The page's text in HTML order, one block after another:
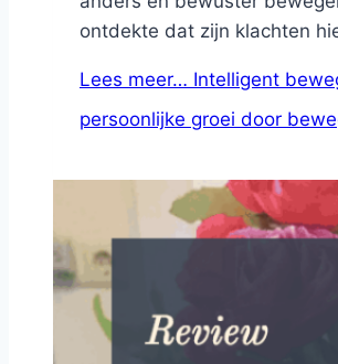
ontdekte dat zijn klachten
Lees meer… Intelligent
persoonlijke groei door